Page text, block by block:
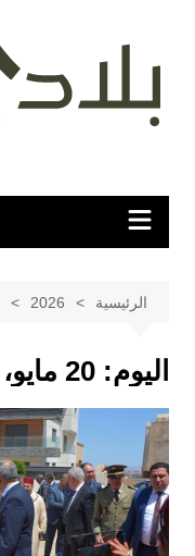
المحتوى
الرئيسية 2026
اليوم: 20 مايو، 2026